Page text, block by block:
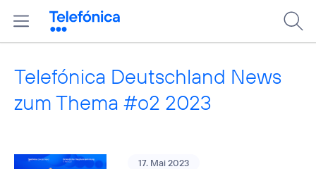
Telefónica Deutschland News
zum Thema #o2 2023
17. Mai 2023